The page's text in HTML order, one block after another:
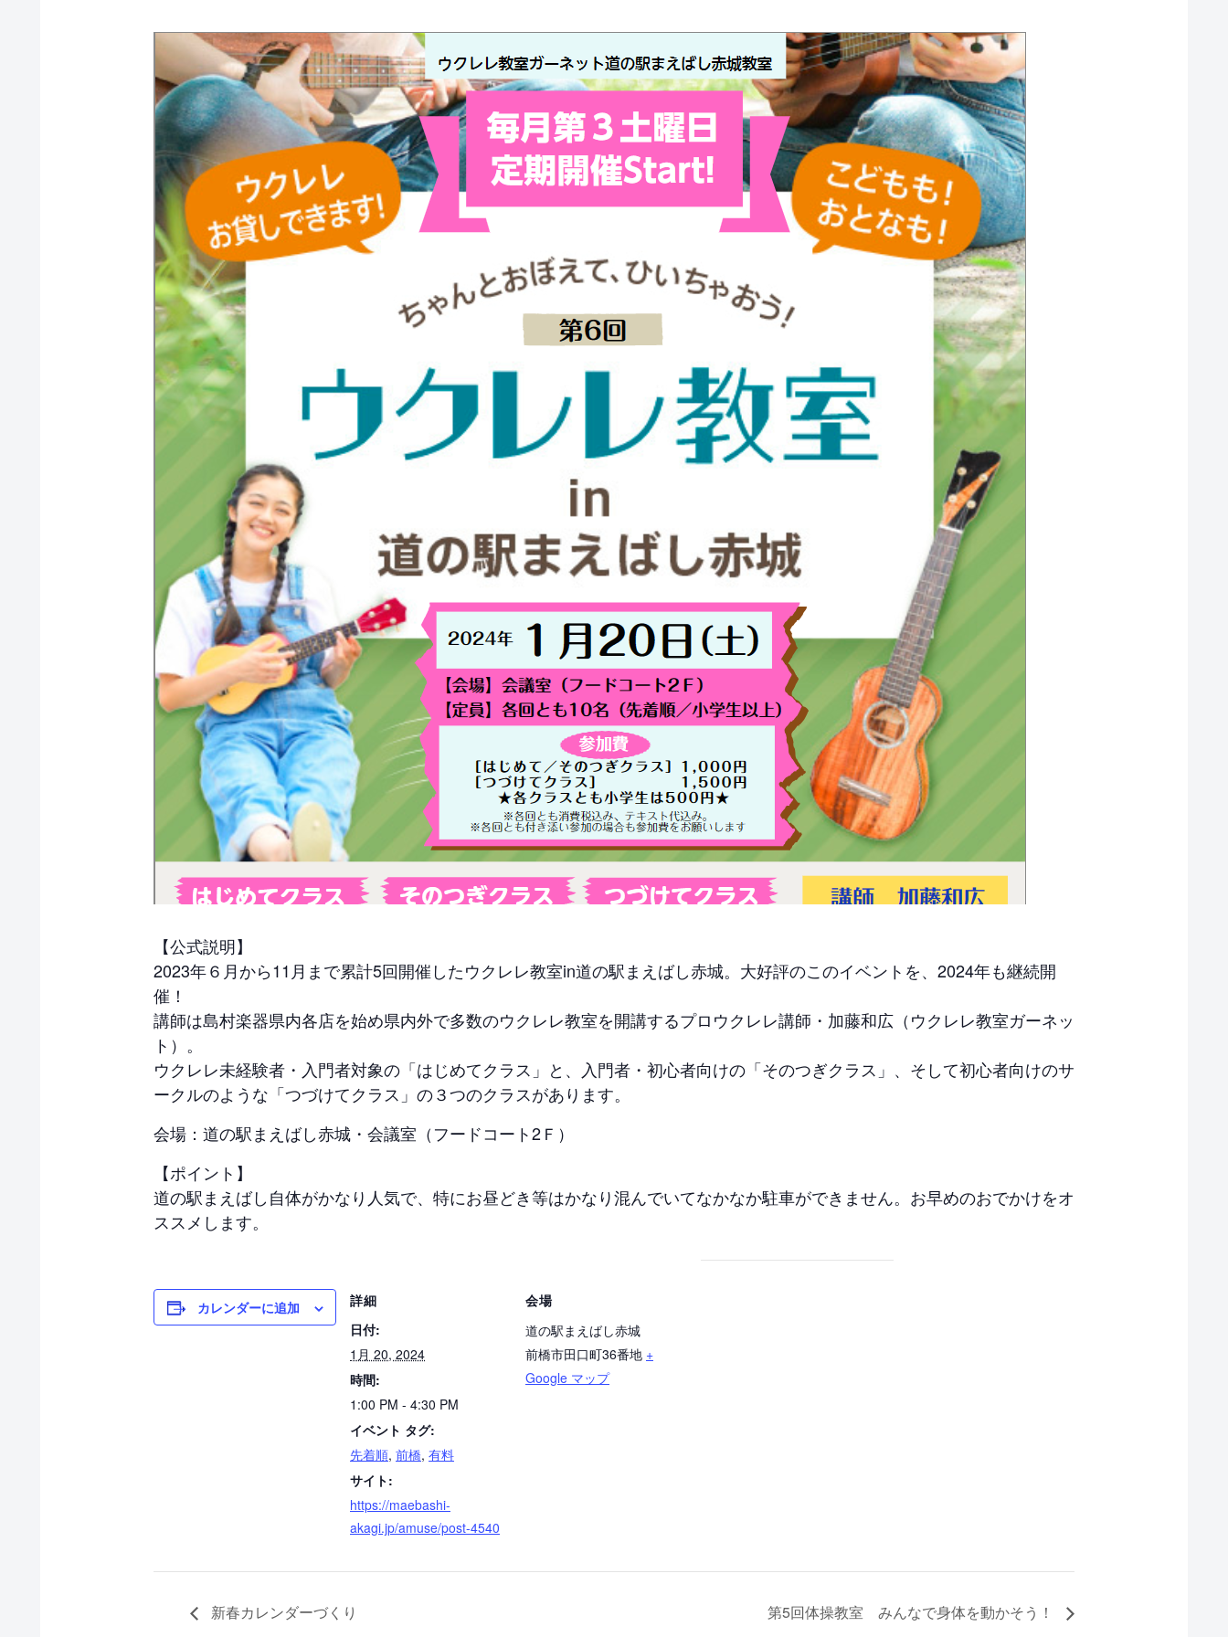
【公式説明】
2023年６月から11月まで累計5回開催したウクレレ教室in道の駅まえばし赤城。大好評のこのイベントを、2024年も継続開
催！
講師は島村楽器県内各店を始め県内外で多数のウクレレ教室を開講するプロウクレレ講師・加藤和広（ウクレレ教室ガーネッ
ト）。
ウクレレ未経験者・入門者対象の「はじめてクラス」と、入門者・初心者向けの「そのつぎクラス」、そして初心者向けのサ
ークルのような「つづけてクラス」の３つのクラスがあります。
会場：道の駅まえばし赤城・会議室（フードコート2Ｆ）
【ポイント】
道の駅まえばし自体がかなり人気で、特にお昼どき等はかなり混んでいてなかなか駐車ができません。お早めのおでかけをオ
ススメします。
カレンダーに追加
詳細
日付:
1月 20, 2024
時間:
1:00 PM - 4:30 PM
イベント タグ:
先着順, 前橋, 有料
サイト:
https://maebashi-
akagi.jp/amuse/post-4540
会場
道の駅まえばし赤城
前橋市田口町36番地 +
Google マップ
新春カレンダーづくり 第5回体操教室 みんなで身体を動かそう！